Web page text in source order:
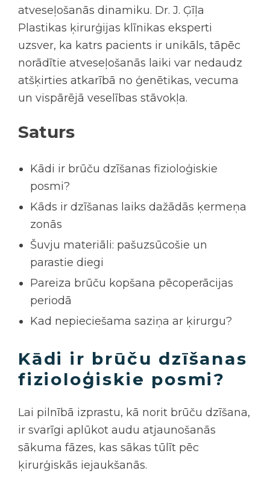
atveseļošanās dinamiku. Dr. J. Ģīļa
Plastikas ķirurģijas klīnikas eksperti
uzsver, ka katrs pacients ir unikāls, tāpēc
norādītie atveseļošanās laiki var nedaudz
atšķirties atkarībā no ģenētikas, vecuma
un vispārējā veselības stāvokļa.
Saturs
Kādi ir brūču dzīšanas fizioloģiskie
posmi?
Kāds ir dzīšanas laiks dažādās ķermeņa
zonās
Šuvju materiāli: pašuzsūcošie un
parastie diegi
Pareiza brūču kopšana pēcoperācijas
periodā
Kad nepieciešama saziņa ar ķirurgu?
Kādi ir brūču dzīšanas
fizioloģiskie posmi?
Lai pilnībā izprastu, kā norit brūču dzīšana,
ir svarīgi aplūkot audu atjaunošanās
sākuma fāzes, kas sākas tūlīt pēc
ķirurģiskās iejaukšanās.